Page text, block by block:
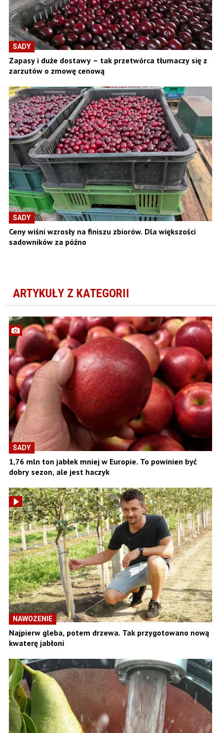
SADY
Zapasy i duże dostawy – tak przetwórca tłumaczy się z
zarzutów o zmowę cenową
SADY
Ceny wiśni wzrosły na finiszu zbiorów. Dla większości
sadowników za późno
ARTYKUŁY Z KATEGORII
SADY
1,76 mln ton jabłek mniej w Europie. To powinien być
dobry sezon, ale jest haczyk
NAWOŻENIE
Najpierw gleba, potem drzewa. Tak przygotowano nową
kwaterę jabłoni